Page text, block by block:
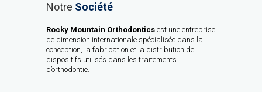
Notre Société
Rocky Mountain Orthodontics est une entreprise
de dimension internationale spécialisée dans la
conception, la fabrication et la distribution de
dispositifs utilisés dans les traitements
d’orthodontie.